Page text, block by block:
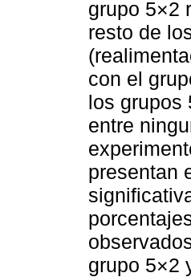
grupo 5×2
resto de
con el
los grupos
entre
presentan
grupo 5×2